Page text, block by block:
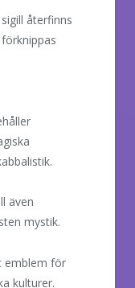
återfinns
även
mystik.
emblem för
kulturer.